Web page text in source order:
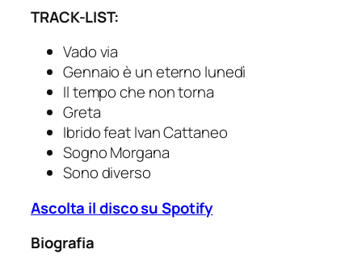
TRACK-LIST:
Vado via
Gennaio è un eterno lunedì
Il tempo che non torna
Greta
Ibridofeat Ivan Cattaneo
Sogno Morgana
Sono diverso
Ascolta il disco su Spotify
Biografia